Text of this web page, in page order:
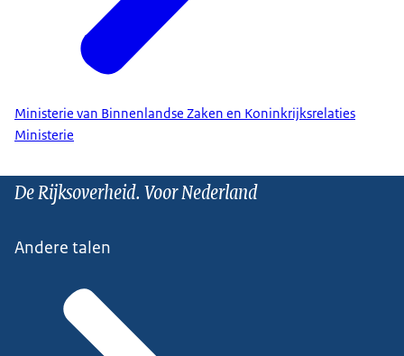
Ministerie van Binnenlandse Zaken en Koninkrijksrelaties
Ministerie
De Rijksoverheid. Voor Nederland
Andere talen